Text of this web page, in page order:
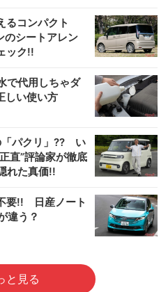
るコンパクト
シートアレン
ック!!
で代用しちゃダ
い使い方
「パクリ」?? い
直”評論家が徹底
れた真価!!
要!! 日産ノート
違う？
と見る